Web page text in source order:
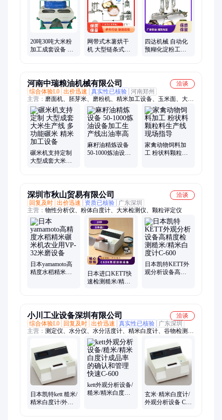
20吨30吨大米粉
加工成套设备 大
网带式木薯烘干
机 大型链条式木
四达机械 自动化
预糊化淀粉工业
河南中瑞粮油机械有限公司
洽谈
综合体验L0 出价迅速 真实性已核验 河南郑州
主营： 磨面机、胚芽米、磨粉机、精米加工设备、玉米面、大小
米、玉米糁、碾米机、小麦原粮、小麦制粉、小米脱皮、机械成
套、面粉机组、智能面粉、粮食筛选、成套面粉、中瑞粮油、成
套大米、成套玉米、出口成套、小麦面粉、智能化面粉、石磨面
粉机、自动化小麦、面粉机设备、谷子去皮机
碾米机支持定制
大型成套大米生
麻籽油精炼设备
50-1000炼油设备
家禽动物饲料加
工 粉状料颗粒料
深圳市秋山贸易有限公司
洽谈
回复及时 出价迅速 资质已核验
广东深圳
主营： 物性分析仪、粉体白度计、大米检测仪、颗粒评定仪
日本yamamoto高
精度水稻精米碾
日本进口KETT快
速检测糙米/精米
日本凯特KETT外
观分析设备高精
小川工业设备深圳有限公司
洽谈
综合体验L0
回复及时 出价迅速 真实性已核验
广东深圳
主营： 测定仪、水分仪、水分活度计、精米白度计、谷物检测
仪、水分测试仪、电动谷物仪、成分分析仪、外观分析设备
日本凯特kett 糙米/
精米白度计/外观
kett外观分析设备/
糙米/精米白度计
玄米·精米白度计/
外观分析设备 C-